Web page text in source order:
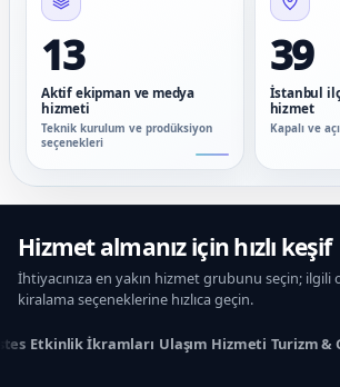
13
Aktif ekipman ve medya
hizmeti
Teknik kurulum ve prodüksiyon
seçenekleri
39
İstanbul
hizmet
Kapalı ve
Hizmet almanız için hızlı keşif
İhtiyacınıza en yakın hizmet grubunu seçin; ilgili
kiralama seçeneklerine hızlıca geçin.
Etkinlik İkramları Ulaşım Hizmeti Turizm &